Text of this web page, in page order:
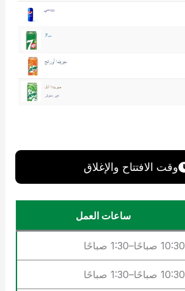
وقت الافتتاح والإغلاق
ساعات العمل
10:30 صباحًا–1:30 صباحًا
10:30 صباحًا–1:30 صباحًا